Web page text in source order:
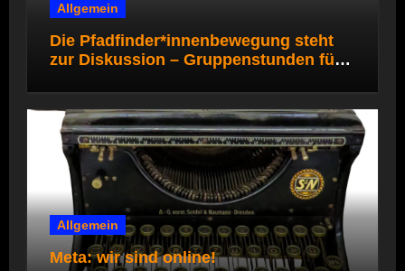
Allgemein
Die Pfadfinder*innenbewegung steht
zur Diskussion – Gruppenstunden für
Allgemein
Meta: wir sind online!